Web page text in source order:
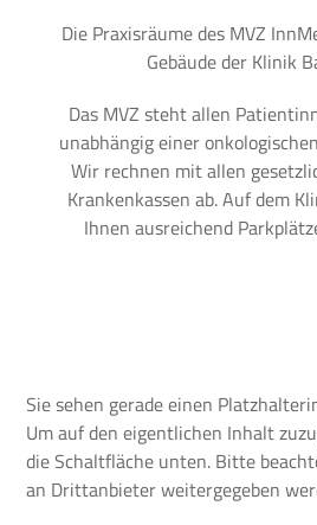
Die Praxisräume des MVZ
Gebäude der Klinik
Das MVZ steht allen
unabhängig einer
Wir rechnen mit allen
Krankenkassen ab. Auf dem
Ihnen ausreichend
Sie sehen gerade einen
Um auf den eigentlichen Inhalt
die Schaltfläche unten. Bitte
an Drittanbieter weitergegeben